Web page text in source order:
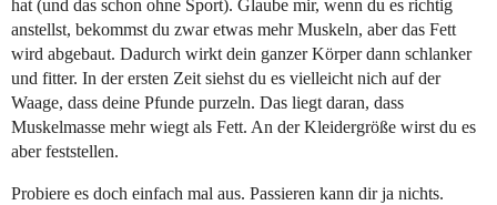
hat (und das schon ohne Sport). Glaube mir, wenn du es richtig
anstellst, bekommst du zwar etwas mehr Muskeln, aber das Fett
wird abgebaut. Dadurch wirkt dein ganzer Körper dann schlanker
und fitter. In der ersten Zeit siehst du es vielleicht nich auf der
Waage, dass deine Pfunde purzeln. Das liegt daran, dass
Muskelmasse mehr wiegt als Fett. An der Kleidergröße wirst du es
aber feststellen.
Probiere es doch einfach mal aus. Passieren kann dir ja nichts.